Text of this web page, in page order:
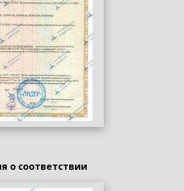
о соответствии